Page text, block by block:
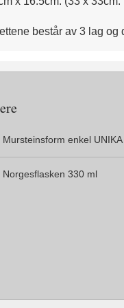
består av 3 lag og
Mursteinsform enkel UNIKA
Norgesflasken 330 ml